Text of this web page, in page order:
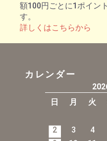
額100円ごとに1ポイン
す。
詳しくはこちらから
カレンダー
日
月 火
2
3 4